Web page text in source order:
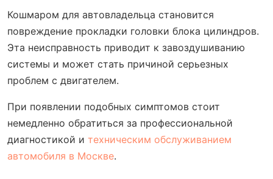
Кошмаром для автовладельца становится
повреждение прокладки головки блока цилиндров.
Эта неисправность приводит к завоздушиванию
системы и может стать причиной серьезных
проблем с двигателем.
При появлении подобных симптомов стоит
немедленно обратиться за профессиональной
диагностикой и техническим обслуживанием
автомобиля в Москве.